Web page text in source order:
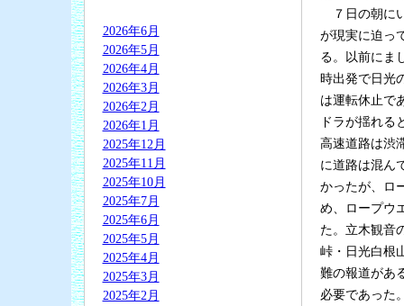
2026年6月
2026年5月
2026年4月
2026年3月
2026年2月
2026年1月
2025年12月
2025年11月
2025年10月
2025年7月
2025年6月
2025年5月
2025年4月
2025年3月
2025年2月
７日の朝に
が現実に迫っ
る。以前にま
時出発で日光
は運転休止で
ドラが揺れる
高速道路は渋
に道路は混ん
かったが、ロ
め、ロープウ
た。立木観音
峠・日光白根
難の報道があ
必要であった